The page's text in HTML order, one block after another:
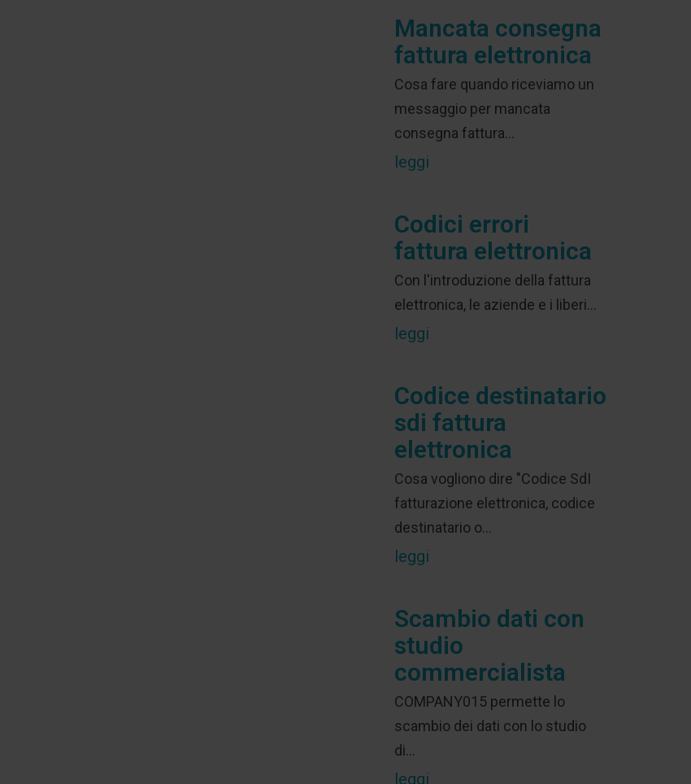
Mancata consegna
fattura elettronica
Cosa fare quando riceviamo un
messaggio per mancata
consegna fattura...
leggi
Codici errori
fattura elettronica
Con l'introduzione della fattura
elettronica, le aziende e i liberi...
leggi
Codice destinatario
sdi fattura
elettronica
Cosa vogliono dire "Codice SdI
fatturazione elettronica, codice
destinatario o...
leggi
Scambio dati con
studio
commercialista
COMPANY015 permette lo
scambio dei dati con lo studio
di...
leggi